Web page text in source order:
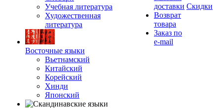
Учебная литература
Художественная
литература
Восточные языки
Вьетнамский
Китайский
Корейский
Хинди
Японский
доставки
Возврат
товара
Заказ по
e-mail
Скидки